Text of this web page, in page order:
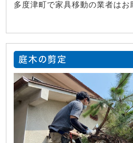
多度津町で家具移動の業者はお
庭木の剪定